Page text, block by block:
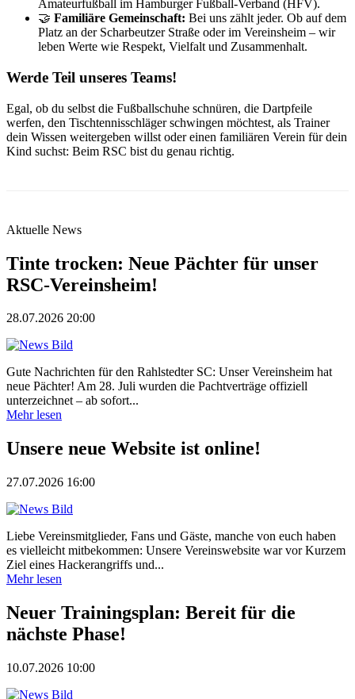
Amateurfußball im Hamburger Fußball-Verband (HFV).
🤝 Familiäre Gemeinschaft: Bei uns zählt jeder. Ob auf dem
Platz an der Scharbeutzer Straße oder im Vereinsheim – wir
leben Werte wie Respekt, Vielfalt und Zusammenhalt.
Werde Teil unseres Teams!
Egal, ob du selbst die Fußballschuhe schnüren, die Dartpfeile
werfen, den Tischtennisschläger schwingen möchtest, als Trainer
dein Wissen weitergeben willst oder einen familiären Verein für dein
Kind suchst: Beim RSC bist du genau richtig.
Aktuelle News
Tinte trocken: Neue Pächter für unser
RSC-Vereinsheim!
28.07.2026 20:00
Gute Nachrichten für den Rahlstedter SC: Unser Vereinsheim hat
neue Pächter! Am 28. Juli wurden die Pachtverträge offiziell
unterzeichnet – ab sofort...
Mehr lesen
Unsere neue Website ist online!
27.07.2026 16:00
Liebe Vereinsmitglieder, Fans und Gäste, manche von euch haben
es vielleicht mitbekommen: Unsere Vereinswebsite war vor Kurzem
Ziel eines Hackerangriffs und...
Mehr lesen
Neuer Trainingsplan: Bereit für die
nächste Phase!
10.07.2026 10:00